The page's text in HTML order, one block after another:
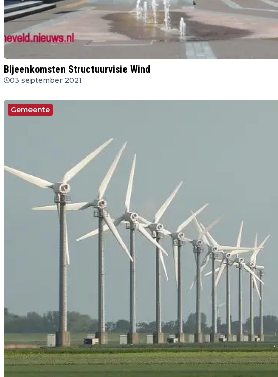
Bijeenkomsten Structuurvisie Wind
03 september 2021
Gemeente